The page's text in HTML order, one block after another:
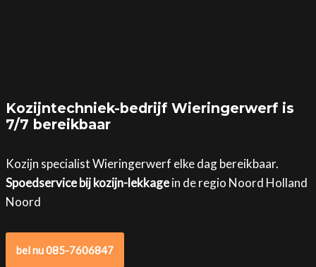
Kozijntechniek-bedrijf Wieringerwerf is
7/7 bereikbaar
Kozijn specialist Wieringerwerf elke dag bereikbaar.
Spoedservice bij kozijn-lekkagein de regio Noord Holland
Noord
bel nu 085-7606847